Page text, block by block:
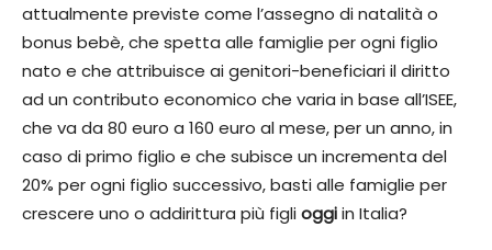
attualmente previste come l’assegno di natalità o
bonus bebè, che spetta alle famiglie per ogni figlio
nato e che attribuisce ai genitori-beneficiari il diritto
ad un contributo economico che varia in base all’ISEE,
che va da 80 euro a 160 euro al mese, per un anno, in
caso di primo figlio e che subisce un incrementa del
20% per ogni figlio successivo, basti alle famiglie per
crescere uno o addirittura più figlioggiin Italia?